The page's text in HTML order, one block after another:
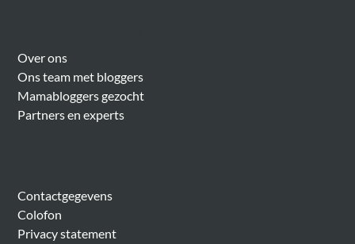
Over ons
Ons team met bloggers
Mamabloggers gezocht
Partners en experts
Contactgegevens
Colofon
Privacy statement